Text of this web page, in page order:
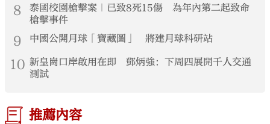
8
泰國校園槍擊案｜已致8死15傷 為年內第二起致命
槍擊事件
9 中國公開月球「寶藏圖」 將建月球科研站
10 新皇崗口岸啟用在即 鄧炳強：下周四展開千人交通
測試
推薦內容